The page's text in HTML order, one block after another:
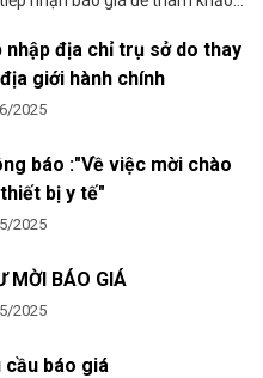
chọn nhà thầu cung cấp động
máy cho Bệnh viện Mắt
Thọ.
nhập địa chỉ trụ sở do thay
giới hành chính
2025
báo :"Về việc mời chào
bị y tế"
2025
MỜI BÁO GIÁ
2025
cầu báo giá